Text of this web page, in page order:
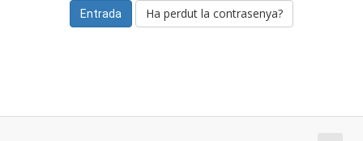
Ha perdut la contrasenya?